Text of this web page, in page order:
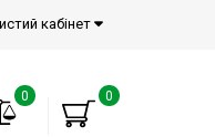
кабінет
0
0